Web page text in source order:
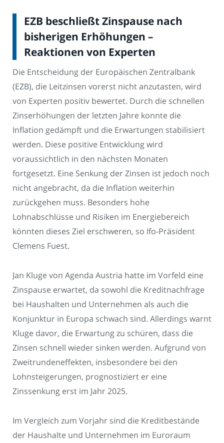
EZB beschließt Zinspause nach
bisherigen Erhöhungen –
Reaktionen von Experten
Die Entscheidung der Europäischen Zentralbank
(EZB), die Leitzinsen vorerst nicht anzutasten, wird
von Experten positiv bewertet. Durch die schnellen
Zinserhöhungen der letzten Jahre konnte die
Inflation gedämpft und die Erwartungen stabilisiert
werden. Diese positive Entwicklung wird
voraussichtlich in den nächsten Monaten
fortgesetzt. Eine Senkung der Zinsen ist jedoch noch
nicht angebracht, da die Inflation weiterhin
zurückgehen muss. Besonders hohe
Lohnabschlüsse und Risiken im Energiebereich
könnten dieses Ziel erschweren, so Ifo-Präsident
Clemens Fuest.
Jan Kluge von Agenda Austria hatte im Vorfeld eine
Zinspause erwartet, da sowohl die Kreditnachfrage
bei Haushalten und Unternehmen als auch die
Konjunktur in Europa schwach sind. Allerdings warnt
Kluge davor, die Erwartung zu schüren, dass die
Zinsen schnell wieder sinken werden. Aufgrund von
Zweitrundeneffekten, insbesondere bei den
Lohnsteigerungen, prognostiziert er eine
Zinssenkung erst im Jahr 2025.
Im Vergleich zum Vorjahr sind die Kreditbestände
der Haushalte und Unternehmen im Euroraum